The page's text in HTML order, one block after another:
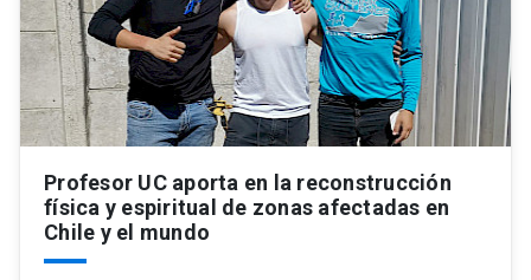
Profesor UC aporta en la reconstrucción
física y espiritual de zonas afectadas en
Chile y el mundo